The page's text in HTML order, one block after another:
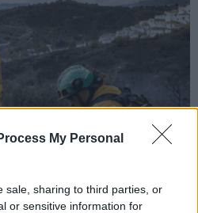
My Personal
sale, sharing to third parties, or
or sensitive information for